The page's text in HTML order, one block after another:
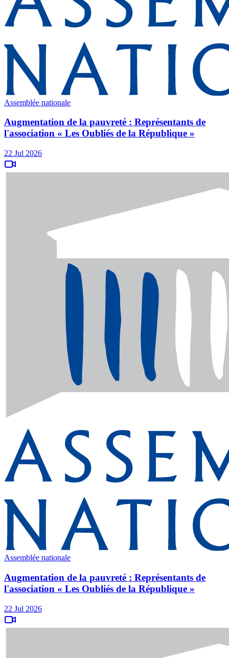
Assemblée nationale
Augmentation de la pauvreté : Représentants de
l'association « Les Oubliés de la République »
22 Jul 2026
Assemblée nationale
Augmentation de la pauvreté : Représentants de
l'association « Les Oubliés de la République »
22 Jul 2026